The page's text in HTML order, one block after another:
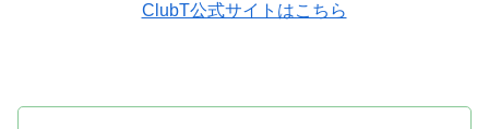
ClubT公式サイトはこちら